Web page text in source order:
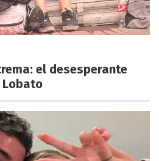
el desesperante
Lobato